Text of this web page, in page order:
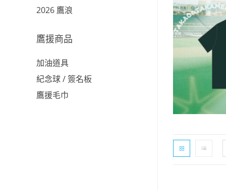
2026 鷹浪
鷹援商品
加油道具
紀念球 / 簽名板
鷹援毛巾